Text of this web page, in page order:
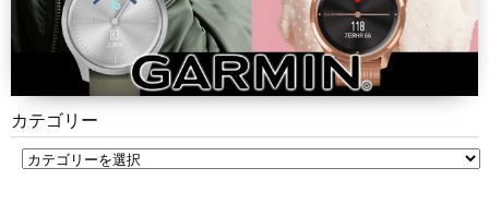
カテゴリー